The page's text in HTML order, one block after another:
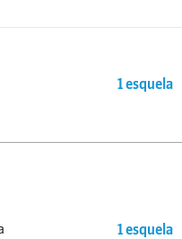
1 esquela
1 esquela